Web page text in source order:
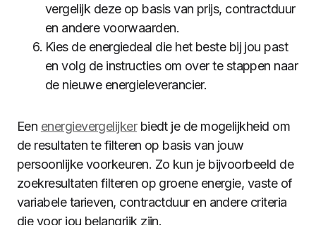
vergelijk deze op basis van prijs, contractduur
en andere voorwaarden.
Kies de energiedeal die het beste bij jou past
en volg de instructies om over te stappen naar
de nieuwe energieleverancier.
Een energievergelijkerbiedt je de mogelijkheid om
de resultaten te filteren op basis van jouw
persoonlijke voorkeuren. Zo kun je bijvoorbeeld de
zoekresultaten filteren op groene energie, vaste of
variabele tarieven, contractduur en andere criteria
die voor jou belangrijk zijn.